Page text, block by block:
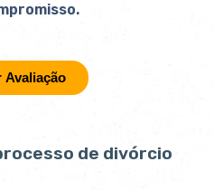
Avaliação
de divórcio